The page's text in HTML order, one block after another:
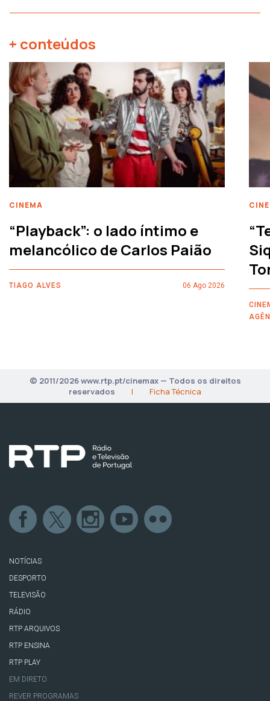
+ conteúdos
CINEMA
“Playback”: o lado íntimo e
melancólico de Carlos Paião
TIAGO ALVES 06 Ago 2026
© 2011/2026 www.rtp.pt/cinemax — Todos os direitos
reservados
| Ficha Técnica
NOTÍCIAS
DESPORTO
TELEVISÃO
RÁDIO
RTP ARQUIVOS
RTP ENSINA
RTP PLAY
EM DIRETO
REVER PROGRAMAS